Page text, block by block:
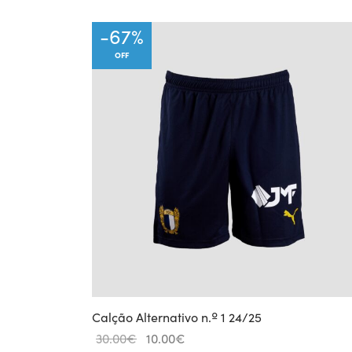
was:
is:
-67%
OFF
Calção Alternativo n.º 1 24/25
30.00€ Original
10.00€